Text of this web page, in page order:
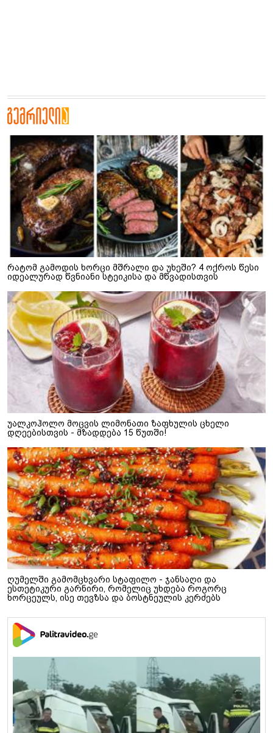
რატომ გამოდის ხორცი მშრალი და უხეში? 4 ოქროს წესი
იდეალურად წვნიანი სტეიკისა და მწვადისთვის
უალკოჰოლო მოცვის ლიმონათი ზაფხულის ცხელი
დღეებისთვის - მზადდება 15 წუთში!
ღუმელში გამომცხვარი სტაფილო - ჯანსაღი და
ესთეტიკური გარნირი, რომელიც უხდება როგორც
ხორცეულს, ისე თევზსა და ბოსტნეულის კერძებს